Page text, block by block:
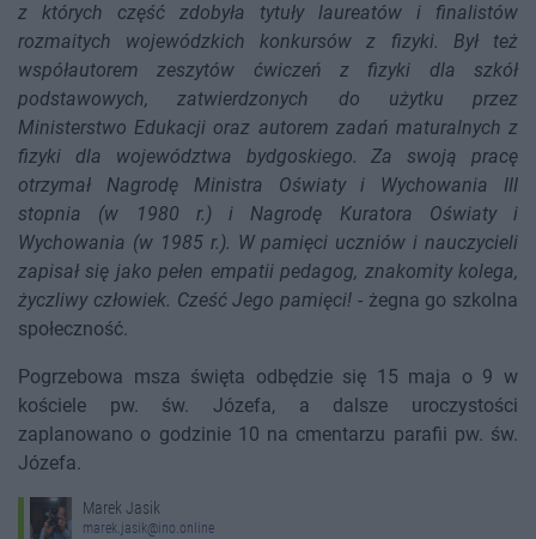
z których część zdobyła tytuły laureatów i finalistów
rozmaitych wojewódzkich konkursów z fizyki. Był też
współautorem zeszytów ćwiczeń z fizyki dla szkół
podstawowych, zatwierdzonych do użytku przez
Ministerstwo Edukacji oraz autorem zadań maturalnych z
fizyki dla województwa bydgoskiego. Za swoją pracę
otrzymał Nagrodę Ministra Oświaty i Wychowania III
stopnia (w 1980 r.) i Nagrodę Kuratora Oświaty i
Wychowania (w 1985 r.). W pamięci uczniów i nauczycieli
zapisał się jako pełen empatii pedagog, znakomity kolega,
życzliwy człowiek. Cześć Jego pamięci! - żegna go szkolna
społeczność.
Pogrzebowa msza święta odbędzie się 15 maja o 9 w
kościele pw. św. Józefa, a dalsze uroczystości
zaplanowano o godzinie 10 na cmentarzu parafii pw. św.
Józefa.
Marek Jasik
marek.jasik@ino.online